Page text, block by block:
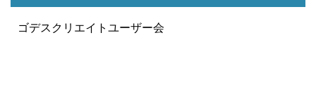
ゴデスクリエイトユーザー会